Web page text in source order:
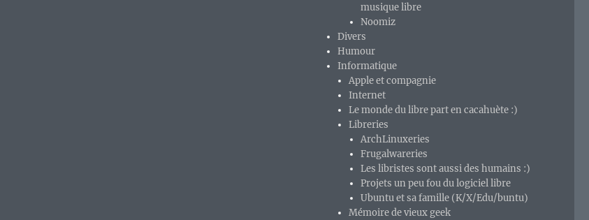
musique libre
Noomiz
Divers
Humour
Informatique
Apple et compagnie
Internet
Le monde du libre part en cacahuète :)
Libreries
ArchLinuxeries
Frugalwareries
Les libristes sont aussi des humains :)
Projets un peu fou du logiciel libre
Ubuntu et sa famille (K/X/Edu/buntu)
Mémoire de vieux geek